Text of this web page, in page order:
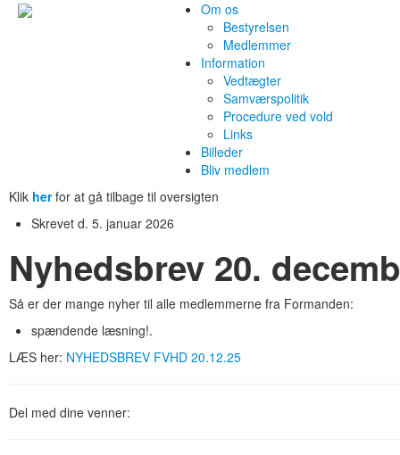
Om os
Bestyrelsen
Medlemmer
Information
Vedtægter
Samværspolitik
Procedure ved vold
Links
Billeder
Bliv medlem
Klik herfor at gå tilbage til oversigten
Skrevet d. 5. januar 2026
Nyhedsbrev 20.
Så er der mange nyher til alle medlemmerne fra Formanden:
spændende læsning!.
LÆS her: NYHEDSBREV FVHD 20.12.25
Del med dine venner: